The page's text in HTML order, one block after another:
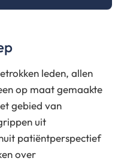
leden, allen
op maat gemaakte
gebied van
uit
patiëntperspectief
over